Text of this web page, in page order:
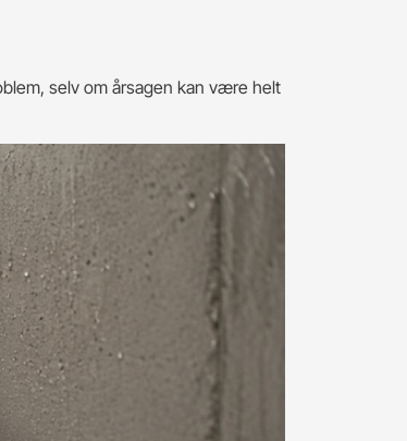
selv om årsagen kan være helt